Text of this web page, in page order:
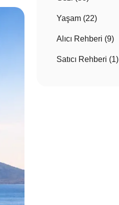
Yaşam (22)
Alıcı Rehberi (9)
Satıcı Rehberi (1)